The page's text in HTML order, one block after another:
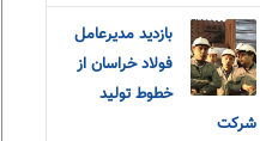
بازدید مدیرعامل
فولاد خراسان از
خطوط تولید
شرکت